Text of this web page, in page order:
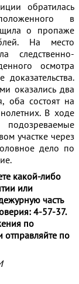
обратилась
в
о пропаже
На место
следственно-
осмотра
оказались два
оба состоят на
В ходе
участке через
дело по
какой-либо
или
часть
4-57-37.
по
отправляйте по